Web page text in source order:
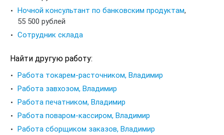
Ночной консультант по банковским продуктам,
55 500 рублей
Сотрудник склада
Найти другую работу:
Работа токарем-расточником, Владимир
Работа завхозом, Владимир
Работа печатником, Владимир
Работа поваром-кассиром, Владимир
Работа сборщиком заказов, Владимир